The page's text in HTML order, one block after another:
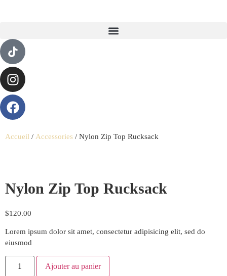
Accueil / Accessories / Nylon Zip Top Rucksack
Nylon Zip Top Rucksack
$120.00
Lorem ipsum dolor sit amet, consectetur adipisicing elit, sed do
eiusmod
Ajouter au panier